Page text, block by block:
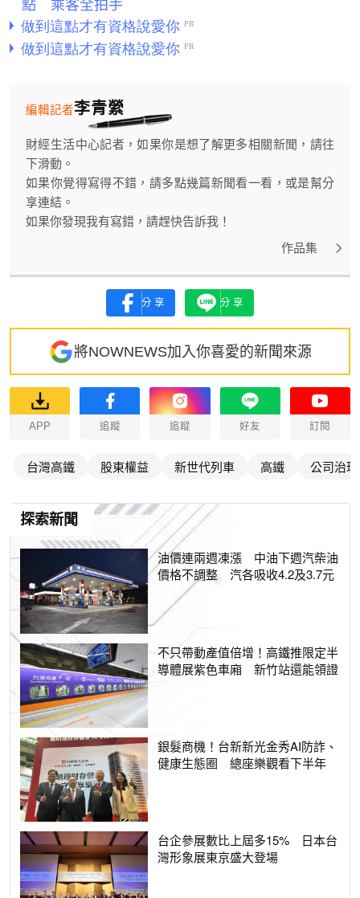
李青縈
編輯記者
財經生活中心記者，如果你是想了解更多相關新聞，請往
下滑動。
如果你覺得寫得不錯，請多點幾篇新聞看一看，或是幫分
享連結。
如果你發現我有寫錯，請趕快告訴我！
作品集
分享 分享
將NOWNEWS加入你喜愛的新聞來源
APP 追蹤 追蹤 好友 訂閱
台灣高鐵 股東權益 新世代列車 高鐵 公司治理
探索新聞
油價連兩週凍漲 中油下週汽柴油
價格不調整 汽各吸收4.2及3.7元
不只帶動產值倍增！高鐵推限定半
導體展紫色車廂 新竹站還能領證
銀髮商機！台新新光金秀AI防詐、
健康生態圈 總座樂觀看下半年
台企參展數比上屆多15% 日本台
灣形象展東京盛大登場